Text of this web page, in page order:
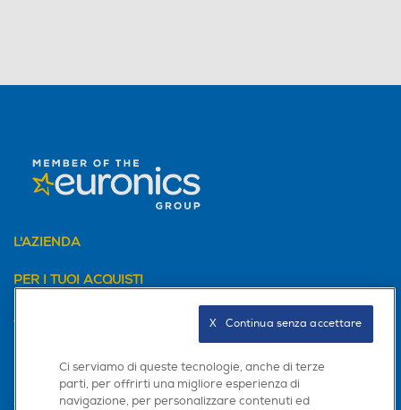
L'AZIENDA
PER I TUOI ACQUISTI
AREA CLIENTI
Ci serviamo di queste tecnologie, anche di terze
parti, per offrirti una migliore esperienza di
navigazione, per personalizzare contenuti ed
X   Continua senza accettare